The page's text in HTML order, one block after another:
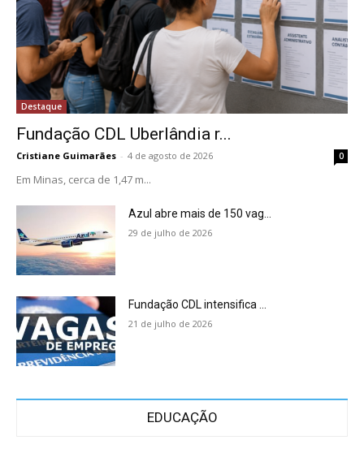
Destaque
Fundação CDL Uberlândia r...
Cristiane Guimarães - 4 de agosto de 2026 0
Em Minas, cerca de 1,47 m...
Azul abre mais de 150 vag...
29 de julho de 2026
Fundação CDL intensifica ...
21 de julho de 2026
EDUCAÇÃO